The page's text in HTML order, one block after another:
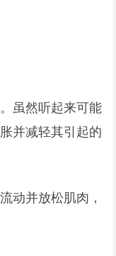
虽然听起来可能
并减轻其引起的
动并放松肌肉，